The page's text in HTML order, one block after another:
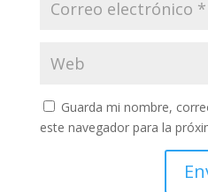
Guarda mi nombre,
este navegador para la